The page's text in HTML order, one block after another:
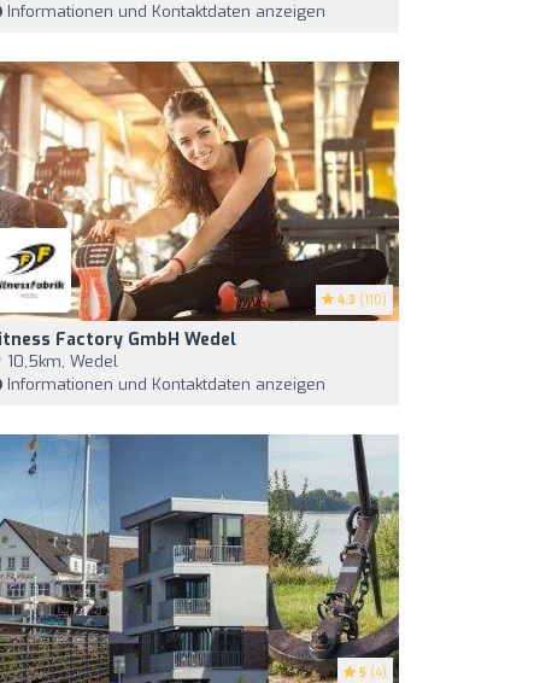
Informationen und Kontaktdaten anzeigen
4.3 (110)
Factory GmbH Wedel
10,5km, Wedel
Informationen und Kontaktdaten anzeigen
5 (4)